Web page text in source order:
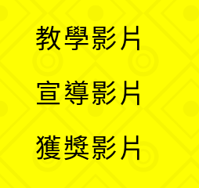
教學影片
宣導影片
獲獎影片